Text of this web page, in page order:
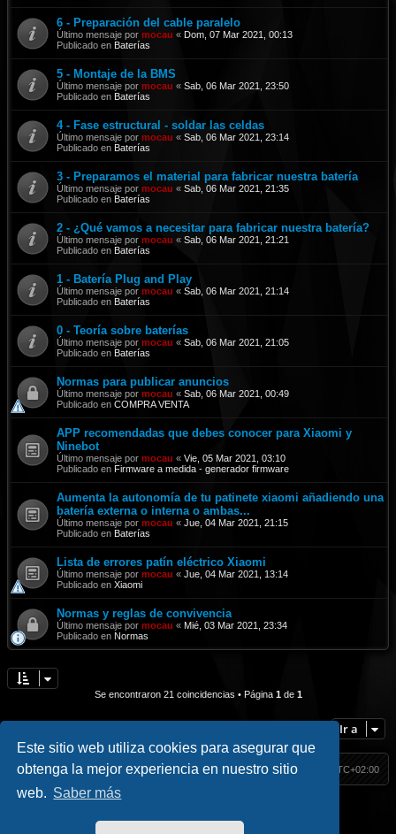
Este sitio web utiliza cookies para asegurar que
obtenga la mejor experiencia en nuestro sitio
web. Saber más
6 - Preparación del cable paralelo
Último mensaje por mocau « Dom, 07 Mar 2021, 00:13
Publicado en Baterías
5 - Montaje de la BMS
Último mensaje por mocau « Sab, 06 Mar 2021, 23:50
Publicado en Baterías
4 - Fase estructural - soldar las celdas
Último mensaje por mocau « Sab, 06 Mar 2021, 23:14
Publicado en Baterías
3 - Preparamos el material para fabricar nuestra batería
Último mensaje por mocau « Sab, 06 Mar 2021, 21:35
Publicado en Baterías
2 - ¿Qué vamos a necesitar para fabricar nuestra batería?
Último mensaje por mocau « Sab, 06 Mar 2021, 21:21
Publicado en Baterías
1 - Batería Plug and Play
Último mensaje por mocau « Sab, 06 Mar 2021, 21:14
Publicado en Baterías
0 - Teoría sobre baterías
Último mensaje por mocau « Sab, 06 Mar 2021, 21:05
Publicado en Baterías
Normas para publicar anuncios
Último mensaje por mocau « Sab, 06 Mar 2021, 00:49
Publicado en COMPRA VENTA
APP recomendadas que debes conocer para Xiaomi y
Ninebot
Último mensaje por mocau « Vie, 05 Mar 2021, 03:10
Publicado en Firmware a medida - generador firmware
Aumenta la autonomía de tu patinete xiaomi añadiendo una
batería externa o interna o ambas...
Último mensaje por mocau « Jue, 04 Mar 2021, 21:15
Publicado en Baterías
Lista de errores patín eléctrico Xiaomi
Último mensaje por mocau « Jue, 04 Mar 2021, 13:14
Publicado en Xiaomi
Normas y reglas de convivencia
Último mensaje por mocau « Mié, 03 Mar 2021, 23:34
Publicado en Normas
Se encontraron 21 coincidencias • Página 1de 1
Ir a
HackM365 Índice Todos los horarios son UTC+02:00